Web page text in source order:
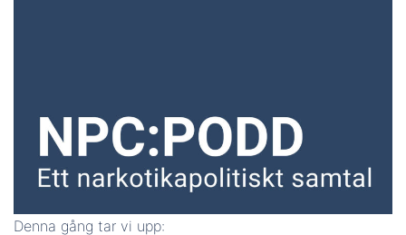
Denna gång tar vi upp: